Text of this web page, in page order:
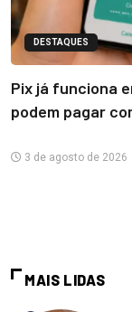
DESTAQUES
Pix já funciona
podem pagar
3 de agosto de 2026
MAIS LIDAS